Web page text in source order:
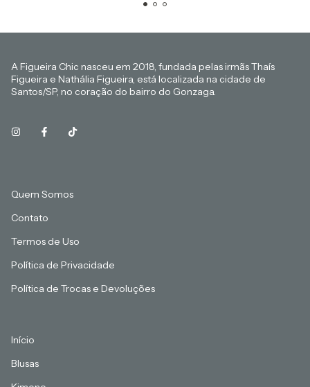
A Figueira Chic nasceu em 2018, fundada pelas irmãs Thaís
Figueira e Nathália Figueira, está localizada na cidade de
Santos/SP, no coração do bairro do Gonzaga.
Quem Somos
Contato
Termos de Uso
Política de Privacidade
Política de Trocas e Devoluções
Início
Blusas